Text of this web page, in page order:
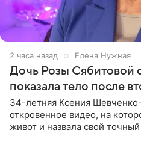
2 часа назад Елена Нужная
Дочь Розы Сябитовой
показала тело после
34-летняя Ксения
откровенное видео, на
живот и назвала свой